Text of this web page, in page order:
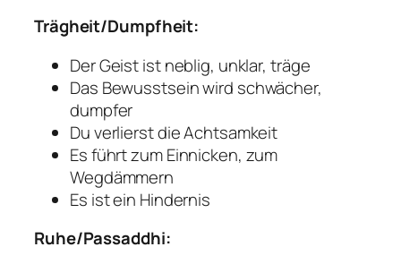
Trägheit/Dumpfheit:
Der Geist ist neblig, unklar, träge
Das Bewusstsein wird schwächer,
dumpfer
Du verlierst die Achtsamkeit
Es führt zum Einnicken, zum
Wegdämmern
Es ist ein Hindernis
Ruhe/Passaddhi: